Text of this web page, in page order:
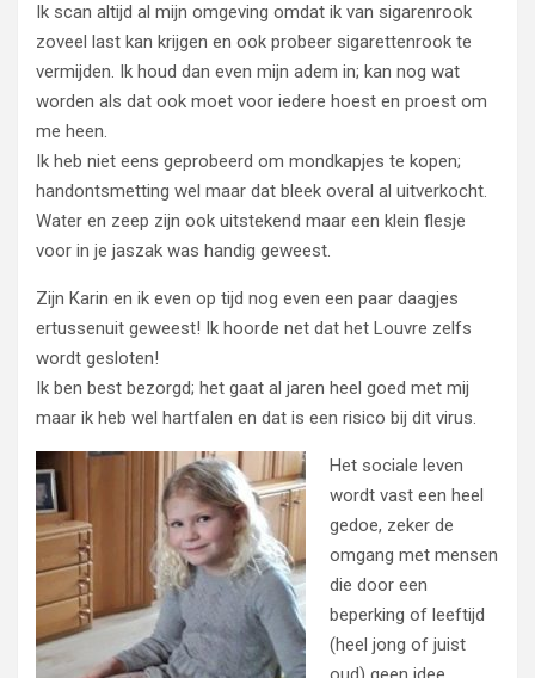
Ik scan altijd al mijn omgeving omdat ik van sigarenrook
zoveel last kan krijgen en ook probeer sigarettenrook te
vermijden. Ik houd dan even mijn adem in; kan nog wat
worden als dat ook moet voor iedere hoest en proest om
me heen.
Ik heb niet eens geprobeerd om mondkapjes te kopen;
handontsmetting wel maar dat bleek overal al uitverkocht.
Water en zeep zijn ook uitstekend maar een klein flesje
voor in je jaszak was handig geweest.
Zijn Karin en ik even op tijd nog even een paar daagjes
ertussenuit geweest! Ik hoorde net dat het Louvre zelfs
wordt gesloten!
Ik ben best bezorgd; het gaat al jaren heel goed met mij
maar ik heb wel hartfalen en dat is een risico bij dit virus.
Het sociale leven
wordt vast een heel
gedoe, zeker de
omgang met mensen
die door een
beperking of leeftijd
(heel jong of juist